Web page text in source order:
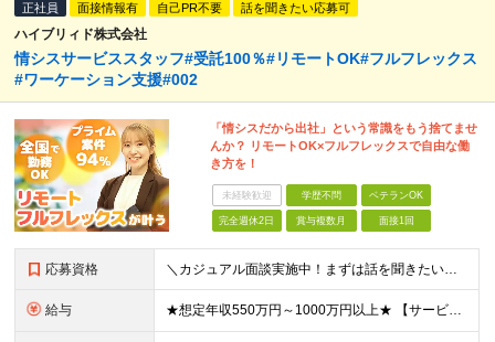
正社員 面接情報有 自己PR不要 話を聞きたい応募可
ハイブリィド株式会社
情シスサービススタッフ#受託100％#リモートOK#フルフレックス
#ワーケーション支援#002
「情シスだから出社」という常識をもう捨てませ
んか？ リモートOK×フルフレックスで自由な働
き方を！
未経験歓迎 学歴不問 ベテランOK
完全週休2日 賞与複数月 面接1回
応募資格 ＼カジュアル面談実施中！まずは話を聞きたい方もOK！／ ■学歴不問 ■ITサービス運用（ヘルプデスク、運用保守、サービスデスク、BPO等）の実務経験 ■3名～5名程度のメンバーをリードし、チーム運営や
給与 ★想定年収550万円～1000万円以上★ 【サービスマネージャー以上】 月給48万円～75万円以上（固定残業代含む／想定年収690万円～1000万円以上） ◆役割：プロジェクトの方針検討支援、業務の進